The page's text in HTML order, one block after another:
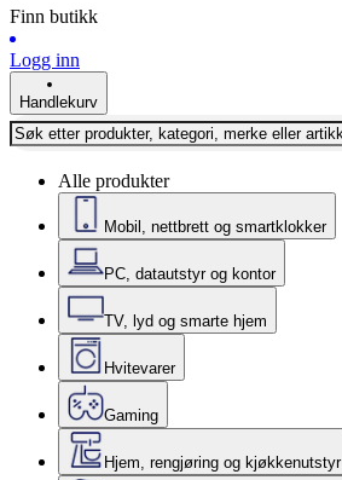
Finn butikk
Logg inn
Handlekurv
Alle produkter
Mobil, nettbrett og smartklokker
PC, datautstyr og kontor
TV, lyd og smarte hjem
Hvitevarer
Gaming
Hjem, rengjøring og kjøkkenutstyr